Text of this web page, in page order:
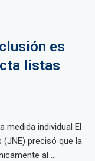
es
listas
medida individual El
(JNE) precisó que la
al ...